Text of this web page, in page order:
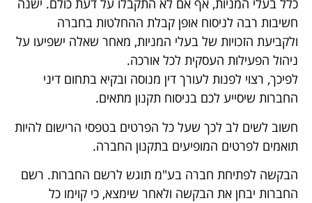
כלל בעלי המניות, אף אם לא התקבלו על דעת כולם. ישנה
חשיבות רבה לניסוח אופן קבלת ההחלטות בחברה
ולקביעת הזכויות של בעלי המניות, מאחר שאלה ישפיעו על
ניהול הפעילות העסקית לכל אורכה.
לפיכך, רצוי לפנות לעורך דין מנוסה ובקיא בתחום דיני
החברות שיסייע לכם בניסוח תקנון מתאים.
חשוב לשים לב לכך שעל כל הפרטים בטפסי הרישום להיות
תואמים לפרטים המופיעים בתקנון החברה.
הבקשה לפתיחת חברה בע"מ תוגש לרשם החברות. רשם
החברות יבחן את הבקשה ולאחר שימצא, כי קוימו כל